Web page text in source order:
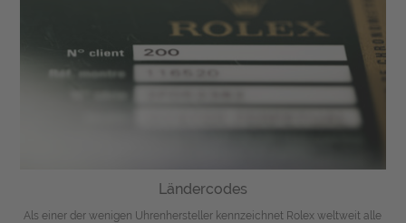
Ländercodes
Als einer der wenigen Uhrenhersteller kennzeichnet Rolex weltweit alle